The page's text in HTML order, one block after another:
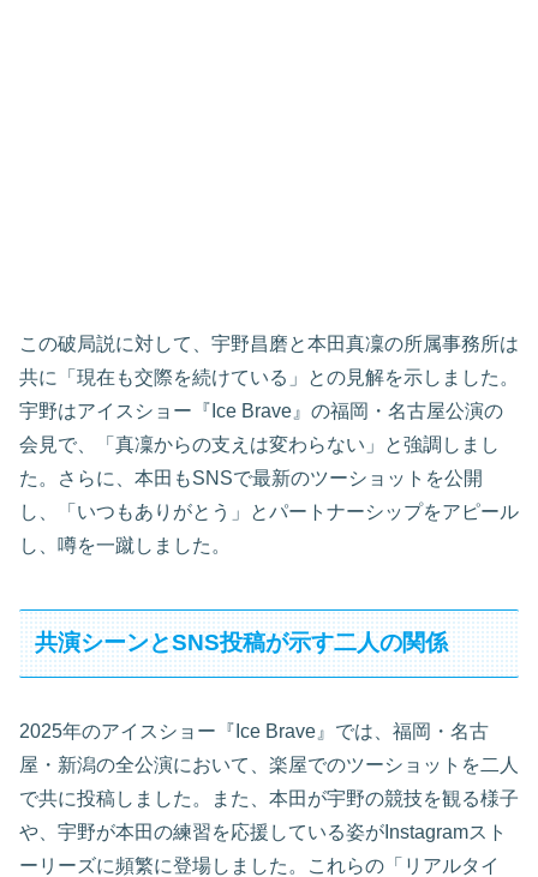
この破局説に対して、宇野昌磨と本田真凜の所属事務所は
共に「現在も交際を続けている」との見解を示しました。
宇野はアイスショー『Ice Brave』の福岡・名古屋公演の
会見で、「真凜からの支えは変わらない」と強調しまし
た。さらに、本田もSNSで最新のツーショットを公開
し、「いつもありがとう」とパートナーシップをアピール
し、噂を一蹴しました。
共演シーンとSNS投稿が示す二人の関係
2025年のアイスショー『Ice Brave』では、福岡・名古
屋・新潟の全公演において、楽屋でのツーショットを二人
で共に投稿しました。また、本田が宇野の競技を観る様子
や、宇野が本田の練習を応援している姿がInstagramスト
ーリーズに頻繁に登場しました。これらの「リアルタイ